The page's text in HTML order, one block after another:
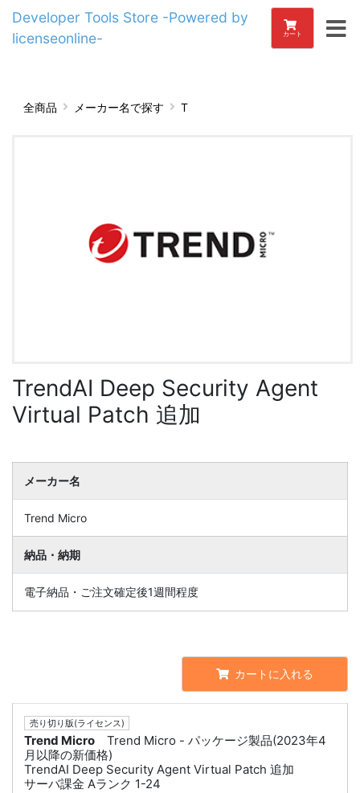
Developer Tools Store -Powered by
licenseonline-
カート
全商品 メーカー名で探す T
TrendAI Deep Security Agent
Virtual Patch 追加
メーカー名
Trend Micro
納品・納期
電子納品・ご注文確定後1週間程度
カートに入れる
売り切り版(ライセンス)
Trend Micro
Trend Micro - パッケージ製品(2023年4
月以降の新価格)
TrendAI Deep Security Agent Virtual Patch 追加
サーバ課金 Aランク 1-24